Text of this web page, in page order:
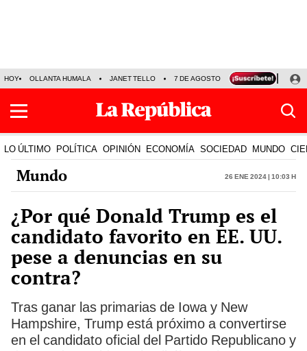
HOY OLLANTA HUMALA JANET TELLO 7 DE AGOSTO TINKA RESULTADOS
LO ÚLTIMO POLÍTICA OPINIÓN ECONOMÍA SOCIEDAD MUNDO
Mundo 26 Ene 2024 | 10:03 h
¿Por qué Donald Trump es el
candidato favorito en EE. UU.
pese a denuncias en su
contra?
Tras ganar las primarias de Iowa y New
Hampshire, Trump está próximo a convertirse
en el candidato oficial del Partido Republicano y